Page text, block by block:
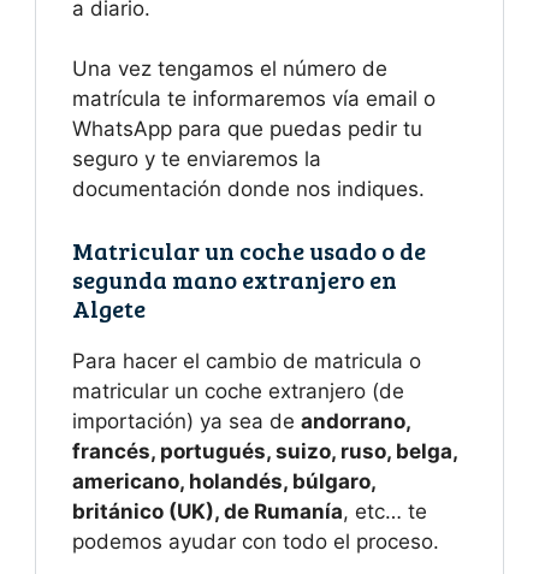
a diario.
Una vez tengamos el número de
matrícula te informaremos vía email o
WhatsApp para que puedas pedir tu
seguro y te enviaremos la
documentación donde nos indiques.
Matricular un coche usado o de
segunda mano extranjero en
Algete
Para hacer el cambio de matricula o
matricular un coche extranjero (de
importación) ya sea de andorrano,
francés, portugués, suizo, ruso, belga,
americano, holandés, búlgaro,
británico (UK), de Rumanía, etc… te
podemos ayudar con todo el proceso.